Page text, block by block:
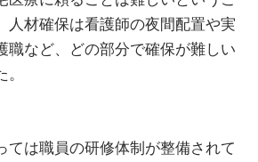
人材確保は看護師の夜間配置や実
職など、どの部分で確保が難しい
ては職員の研修体制が整備されて